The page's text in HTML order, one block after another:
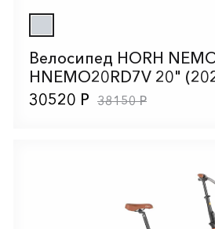
Велосипед HORH
HNEMO20RD7V 20"
30520 Р 38150 Р